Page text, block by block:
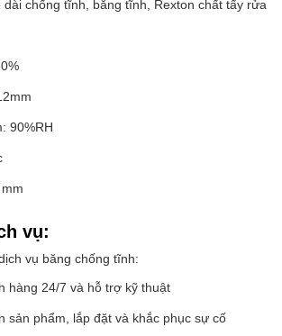
dài chống tĩnh, băng tĩnh, Rexton chất tẩy rửa
90%RH
vụ:
vụ băng chống tĩnh:
hàng 24/7 và hỗ trợ kỹ thuật
sản phẩm, lắp đặt và khắc phục sự cố